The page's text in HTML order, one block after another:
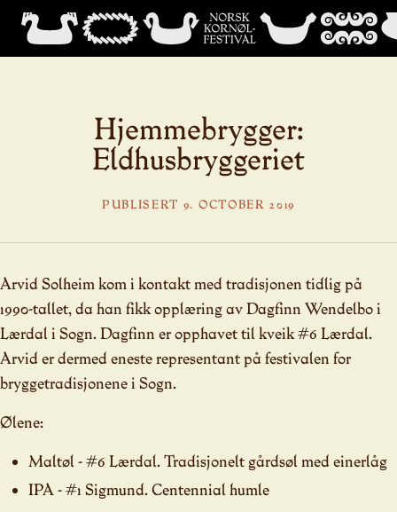
Hjemmebrygger:
Eldhusbryggeriet
PUBLISERT 9. OCTOBER 2019
Arvid Solheim kom i kontakt med tradisjonen tidlig på
1990-tallet, da han fikk opplæring av Dagfinn Wendelbo i
Lærdal i Sogn. Dagfinn er opphavet til kveik #6 Lærdal.
Arvid er dermed eneste representant på festivalen for
bryggetradisjonene i Sogn.
Ølene:
Maltøl - #6 Lærdal. Tradisjonelt gårdsøl med einerlåg
IPA - #1 Sigmund. Centennial humle